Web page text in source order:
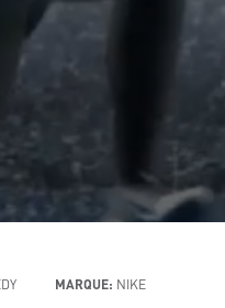
MARQUE: NIKE